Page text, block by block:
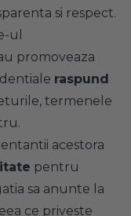
si respect.
ul
promoveaza
raspund
termenele
acestora
pentru
sa anunte la
ce priveste